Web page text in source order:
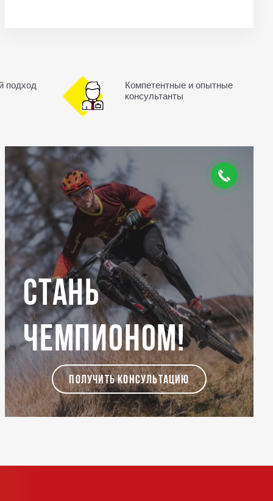
подход
Компетентные и опытные
консультанты
Стань
чемпионом!
ПОЛУЧИТЬ КОНСУЛЬТАЦИЮ